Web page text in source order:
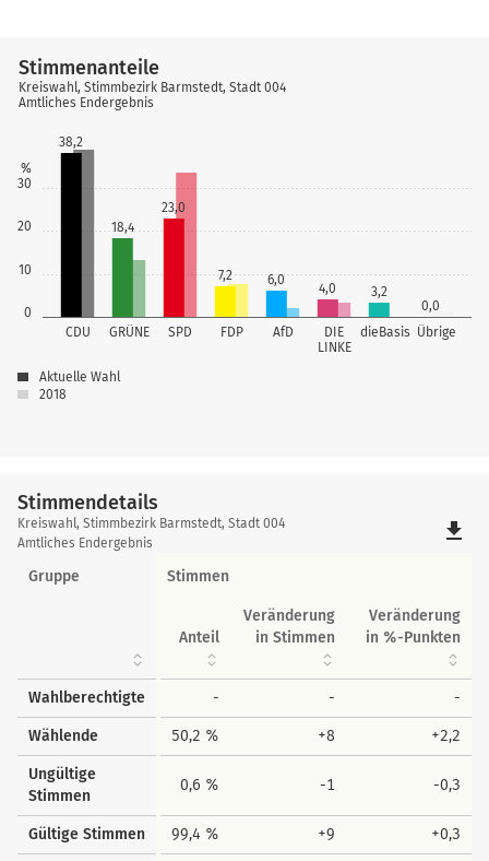
0
10
20
30
%
CDU GRÜNE SPD FDP AfD
DIE
LINKE
dieBasis Übrige
38,2
18,4
23,0
7,2 6,0
4,0
3,2
0,0
Stimmenanteile
Kreiswahl, Stimmbezirk Barmstedt, Stadt 004
Amtliches Endergebnis
Aktuelle Wahl
2018
Stimmendetails
Stimmendetails
Kreiswahl, Stimmbezirk Barmstedt, Stadt 004
Amtliches Endergebnis
file_download
Gruppe Stimmen
Anteil
Veränderung
in Stimmen
Veränderung
in %-Punkten
Wahlberechtigte - - -
Wählende 50,2 % +8 +2,2
Ungültige
Stimmen
0,6 % -1 -0,3
Gültige Stimmen 99,4 % +9 +0,3